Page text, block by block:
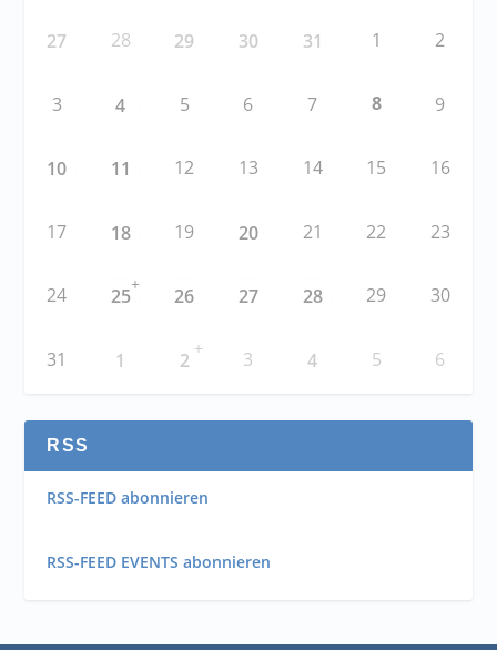
27 28 29 30 31 1 2
3 4 5 6 7 8 9
10 11 12 13 14 15 16
17 18 19 20 21 22 23
24 25
+
26 27 28 29 30
31 1 2
+ 3 4 5 6
RSS
RSS-FEED abonnieren
RSS-FEED EVENTS abonnieren